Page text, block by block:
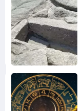
Снимка:
Bulgaria ON
AIR